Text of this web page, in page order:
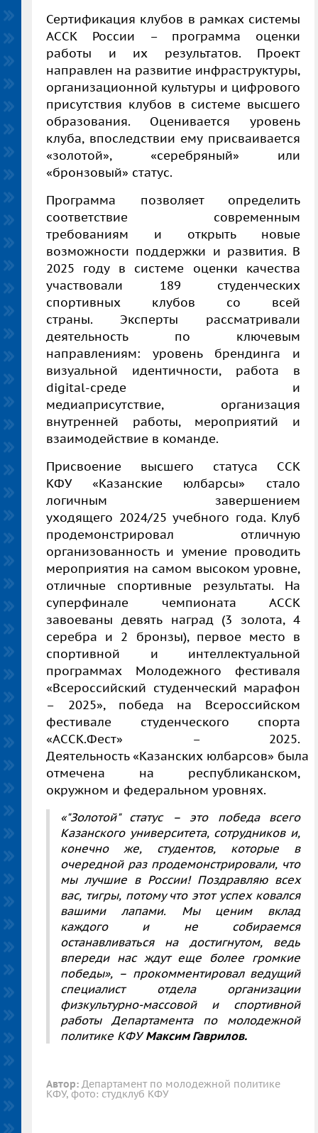
Сертификация клубов в рамках системы
АССК России – программа оценки
работы и их результатов. Проект
направлен на развитие инфраструктуры,
организационной культуры и цифрового
присутствия клубов в системе высшего
образования. Оценивается уровень
клуба, впоследствии ему присваивается
«золотой», «серебряный» или
«бронзовый» статус.
Программа позволяет определить
соответствие современным
требованиям и открыть новые
возможности поддержки и развития. В
2025 году в системе оценки качества
участвовали 189 студенческих
спортивных клубов со всей
страны. Эксперты рассматривали
деятельность по ключевым
направлениям: уровень брендинга и
визуальной идентичности, работа в
digital-среде и
медиаприсутствие, организация
внутренней работы, мероприятий и
взаимодействие в команде.
Присвоение высшего статуса ССК
КФУ «Казанские юлбарсы» стало
логичным завершением
уходящего 2024/25 учебного года. Клуб
продемонстрировал отличную
организованность и умение проводить
мероприятия на самом высоком уровне,
отличные спортивные результаты. На
суперфинале чемпионата АССК
завоеваны девять наград (3 золота, 4
серебра и 2 бронзы), первое место в
спортивной и интеллектуальной
программах Молодежного фестиваля
«Всероссийский студенческий марафон
–
2025», победа на Всероссийском
фестивале студенческого спорта
«АССК.Фест» – 2025.
Деятельность «Казанских юлбарсов» была
отмечена на республиканском,
окружном и федеральном уровнях.
«"Золотой" статус – это победа всего
Казанского университета, сотрудников и,
конечно же, студентов, которые в
очередной раз продемонстрировали, что
мы лучшие в России! Поздравляю всех
вас, тигры, потому что этот успех ковался
вашими лапами. Мы ценим вклад
каждого и не собираемся
останавливаться на достигнутом, ведь
впереди нас ждут еще более громкие
победы», – прокомментировал ведущий
специалист отдела организации
физкультурно-массовой и спортивной
работы Департамента по молодежной
политике КФУМаксим Гаврилов.
Автор: Департамент по молодежной политике
КФУ, фото: студклуб КФУ